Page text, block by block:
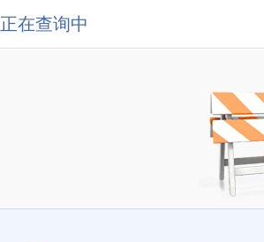
正在查询中